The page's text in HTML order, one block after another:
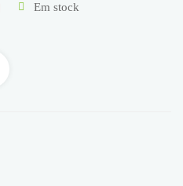
Em stock